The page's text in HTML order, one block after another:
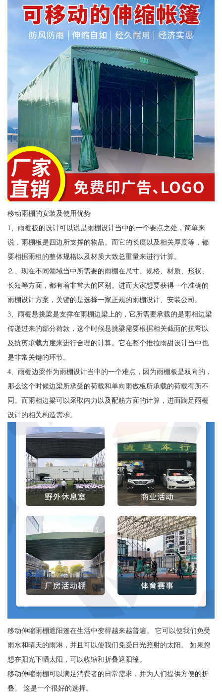
移动雨棚的安装及使用优势
1、雨棚板的设计可以说是雨棚设计当中的一个要点之处，简单来
说，雨棚板是四边所支撑的物品。而它的长度以及相关厚度等，都
要相据雨租的整体规格以及材质大致总重量来进行计算。
⒉、现在不同领域当中所需要的雨棚在尺寸、规格、材质、形状、
长短等方面，都有着非常大的区别。进而大家想要获得一个准确的
雨棚设计方案，关键的是选择一家正规的雨棚没计、安装公司。
3、雨棚悬挑梁是支撑在雨棚边梁上的，它所需要承载的是雨相边梁
传递过来的部分荷款，这个时候悬挑梁需要根据相关截面的抗弯以
及抗剪承载力度来进行合理的计算。它在整个推拉雨甜设计当中也
是非常关键的环节。
4、雨棚边梁作为雨棚设计当中的一个难点，因为雨棚板是双向的，
那么这个时候边梁所承受的荷载和单向雨傲板所承载的荷载有所不
同。而雨相边梁可以采取内力以及配筋方面的计算，进而蹒足雨棚
设计的相关构造需求。
移动伸缩雨棚遮阳篷在生活中变得越来越普遍。 它可以使我们免受
雨水和晴天的雨淋，并且可以使我们免受日光照射的太阳。 如果您
想在阳光下晒太阳，可以收缩和折叠遮阳篷。
移动伸缩雨棚可以满足消费者的日常需求，并为人们提供方便的折
叠。 这是一个很好的选择。